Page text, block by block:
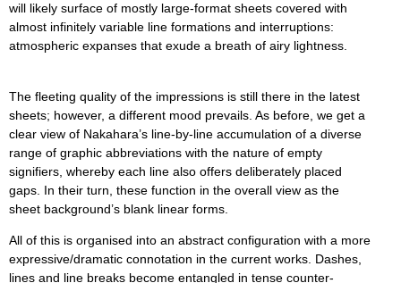
will likely surface of mostly large-format sheets covered with
almost infinitely variable line formations and interruptions:
atmospheric expanses that exude a breath of airy lightness.
The fleeting quality of the impressions is still there in the latest
sheets; however, a different mood prevails. As before, we get a
clear view of Nakahara’s line-by-line accumulation of a diverse
range of graphic abbreviations with the nature of empty
signifiers, whereby each line also offers deliberately placed
gaps. In their turn, these function in the overall view as the
sheet background’s blank linear forms.
All of this is organised into an abstract configuration with a more
expressive/dramatic connotation in the current works. Dashes,
lines and line breaks become entangled in tense counter-